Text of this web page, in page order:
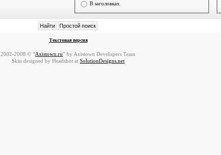
В заголовках
Текстовая версия
2002-2008 © “Axistown.ru” by Axistown Developers Team
Skin designed by Headshot at SolutionDesigns.net